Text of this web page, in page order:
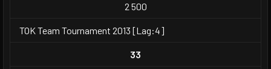
2 500
TOK Team Tournament 2013 [Lag:4]
33